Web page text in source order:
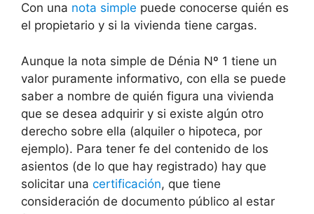
Con una nota simple puede conocerse quién es
el propietario y si la vivienda tiene cargas.
Aunque la nota simple de Dénia Nº 1 tiene un
valor puramente informativo, con ella se puede
saber a nombre de quién figura una vivienda
que se desea adquirir y si existe algún otro
derecho sobre ella (alquiler o hipoteca, por
ejemplo). Para tener fe del contenido de los
asientos (de lo que hay registrado) hay que
solicitar una certificación, que tiene
consideración de documento público al estar